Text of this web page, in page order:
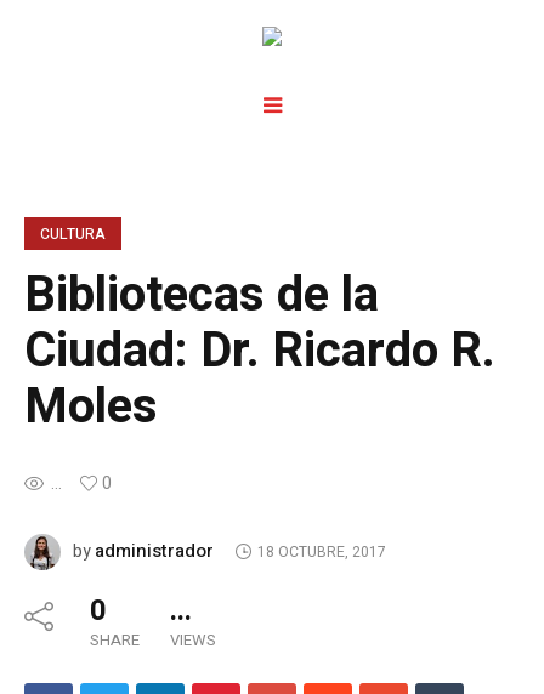
CULTURA
Bibliotecas de la
Ciudad: Dr. Ricardo R.
Moles
... 0
byadministrador 18 OCTUBRE, 2017
0
SHARE
...
VIEWS